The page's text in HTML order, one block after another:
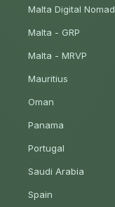
Malta Digital Nomad
Malta - GRP
Malta - MRVP
Mauritius
Oman
Panama
Portugal
Saudi Arabia
Spain